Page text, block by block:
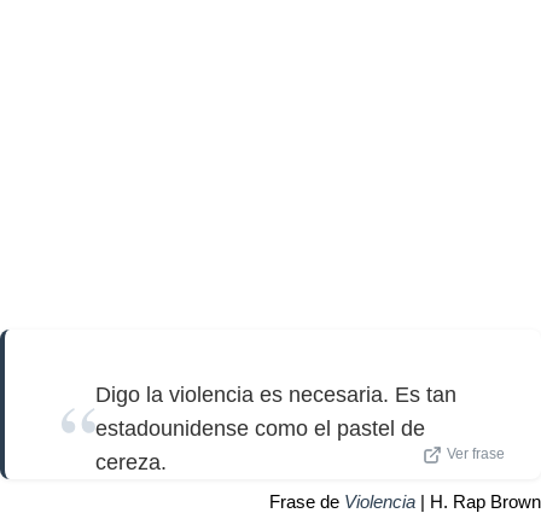
Digo la violencia es necesaria. Es tan
estadounidense como el pastel de
cereza.
Ver frase
Frase de Violencia | H. Rap Brown